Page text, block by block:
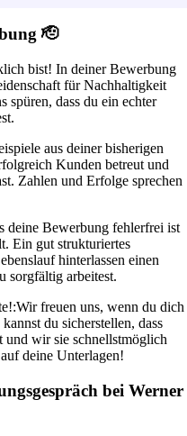
🫡
bist! In deiner Bewerbung
für Nachhaltigkeit
spüren, dass du ein echter
aus deiner bisherigen
Kunden betreut und
Zahlen und Erfolge sprechen
deine Bewerbung fehlerfrei ist
Ein gut strukturiertes
hinterlassen einen
sorgfältig arbeitest.
Wir freuen uns, wenn du dich
du sicherstellen, dass
und wir sie schnellstmöglich
deine Unterlagen!
bei Werner